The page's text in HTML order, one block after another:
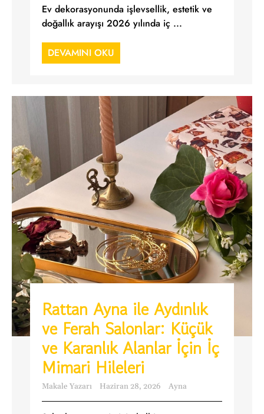
Ev dekorasyonunda işlevsellik, estetik ve
doğallık arayışı 2026 yılında iç ...
DEVAMINI OKU
Rattan Ayna ile Aydınlık
ve Ferah Salonlar: Küçük
ve Karanlık Alanlar İçin İç
Mimari Hileleri
Makale Yazarı Haziran 28, 2026 Ayna